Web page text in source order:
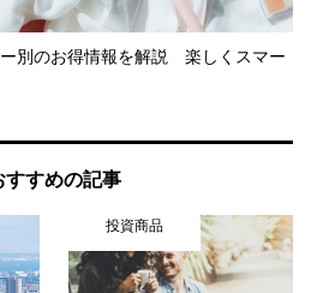
ー別のお得情報を解説 楽しくスマー
すすめの記事
投資商品